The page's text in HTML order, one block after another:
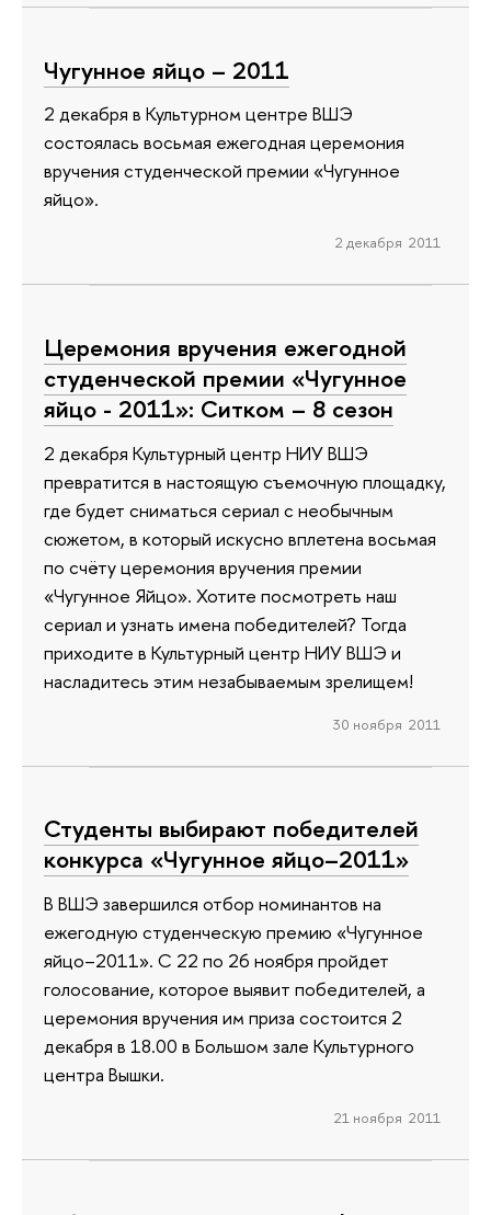
Чугунное яйцо – 2011
2 декабря в Культурном центре ВШЭ
состоялась восьмая ежегодная церемония
вручения студенческой премии «Чугунное
яйцо».
2 декабря 2011
Церемония вручения ежегодной
студенческой премии «Чугунное
яйцо - 2011»: Ситком – 8 сезон
2 декабря Культурный центр НИУ ВШЭ
превратится в настоящую съемочную площадку,
где будет сниматься сериал с необычным
сюжетом, в который искусно вплетена восьмая
по счёту церемония вручения премии
«Чугунное Яйцо». Хотите посмотреть наш
сериал и узнать имена победителей? Тогда
приходите в Культурный центр НИУ ВШЭ и
насладитесь этим незабываемым зрелищем!
30 ноября 2011
Студенты выбирают победителей
конкурса «Чугунное яйцо–2011»
В ВШЭ завершился отбор номинантов на
ежегодную студенческую премию «Чугунное
яйцо–2011». С 22 по 26 ноября пройдет
голосование, которое выявит победителей, а
церемония вручения им приза состоится 2
декабря в 18.00 в Большом зале Культурного
центра Вышки.
21 ноября 2011